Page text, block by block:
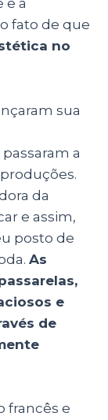
e a
fato de que
no
sua
a
da
e assim,
posto de
As
e
de
francês e